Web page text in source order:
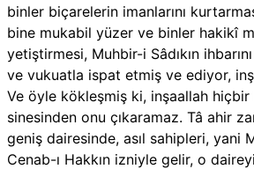
binler biçarelerin imanlarını
bine mukabil yüzer ve binler hakikî
yetiştirmesi, Muhbir-i Sâdıkın
ve vukuatla ispat etmiş ve ediyor,
Ve öyle kökleşmiş ki, inşaallah
sinesinden onu çıkaramaz. Tâ ahir
geniş dairesinde, asıl sahipleri, yani
Cenab-ı Hakkın izniyle gelir, o